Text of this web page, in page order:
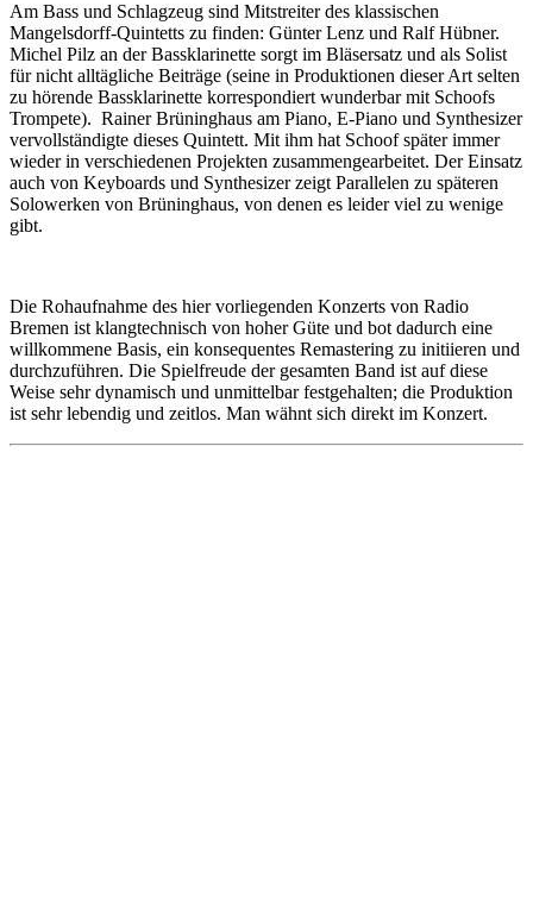
Am Bass und Schlagzeug sind Mitstreiter des klassischen
Mangelsdorff-Quintetts zu finden: Günter Lenz und Ralf Hübner.
Michel Pilz an der Bassklarinette sorgt im Bläsersatz und als Solist
für nicht alltägliche Beiträge (seine in Produktionen dieser Art selten
zu hörende Bassklarinette korrespondiert wunderbar mit Schoofs
Trompete). Rainer Brüninghaus am Piano, E-Piano und Synthesizer
vervollständigte dieses Quintett. Mit ihm hat Schoof später immer
wieder in verschiedenen Projekten zusammengearbeitet. Der Einsatz
auch von Keyboards und Synthesizer zeigt Parallelen zu späteren
Solowerken von Brüninghaus, von denen es leider viel zu wenige
gibt.
Die Rohaufnahme des hier vorliegenden Konzerts von Radio
Bremen ist klangtechnisch von hoher Güte und bot dadurch eine
willkommene Basis, ein konsequentes Remastering zu initiieren und
durchzuführen. Die Spielfreude der gesamten Band ist auf diese
Weise sehr dynamisch und unmittelbar festgehalten; die Produktion
ist sehr lebendig und zeitlos. Man wähnt sich direkt im Konzert.